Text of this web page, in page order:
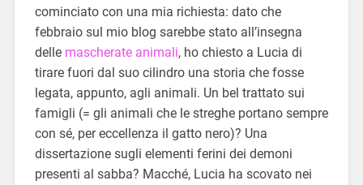
cominciato con una mia richiesta: dato che
febbraio sul mio blog sarebbe stato all’insegna
delle mascherate animali, ho chiesto a Lucia di
tirare fuori dal suo cilindro una storia che fosse
legata, appunto, agli animali. Un bel trattato sui
famigli (= gli animali che le streghe portano sempre
con sé, per eccellenza il gatto nero)? Una
dissertazione sugli elementi ferini dei demoni
presenti al sabba? Macché, Lucia ha scovato nei